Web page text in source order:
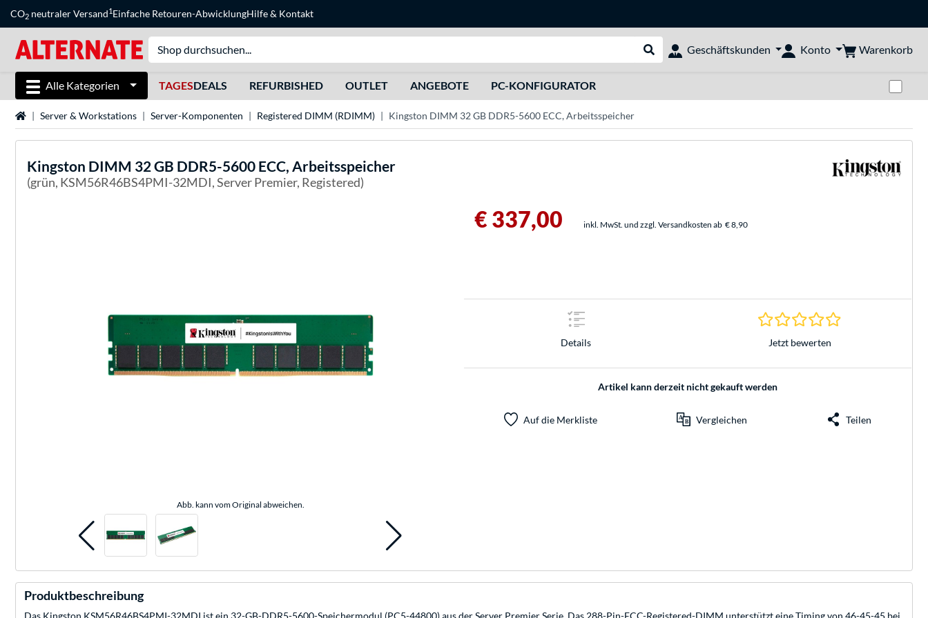
CO2 neutraler Versand1Einfache Retouren-AbwicklungHilfe& Kontakt
Suche durchführen
Geschäftskunden Konto Warenkorb
Alle Kategorien TAGESDEALS REFURBISHED OUTLET ANGEBOTE PC-KONFIGURATOR
StartseiteServer & Workstations Server-Komponenten Registered DIMM (RDIMM) Kingston DIMM 32 GB DDR5-5600 ECC, Arbeitsspeicher
Kingston DIMM 32 GB DDR5-5600 ECC, Arbeitsspeicher
(grün, KSM56R46BS4PMI-32MDI, Server Premier, Registered)
Abb. kann vom Original abweichen.
€ 337,00 inkl. MwSt. und zzgl. Versandkosten ab € 8,90
Details
0.0 Sterne bei 0
Jetzt bewerten
Artikel kann derzeit nicht gekauft werden
Auf die Merkliste Vergleichen Teilen
Produktbeschreibung